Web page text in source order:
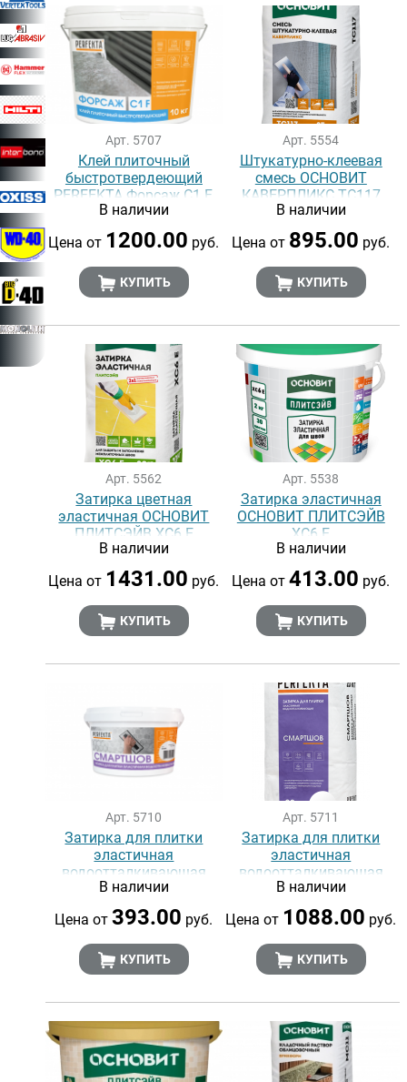
Арт. 5707
Клей плиточный
быстротвердеющий
PERFEKTA Форсаж C1 F,
10 кг
В наличии
Цена от 1200.00 руб.
КУПИТЬ
Арт. 5554
Штукатурно-клеевая
смесь ОСНОВИТ
КАВЕРПЛИКС ТС117
В наличии
Цена от 895.00 руб.
КУПИТЬ
Арт. 5562
Затирка цветная
эластичная ОСНОВИТ
ПЛИТСЭЙВ XC6 E
В наличии
Цена от 1431.00 руб.
КУПИТЬ
Арт. 5538
Затирка эластичная
ОСНОВИТ ПЛИТСЭЙВ
ХС6 Е
В наличии
Цена от413.00 руб.
КУПИТЬ
Арт. 5710
Затирка для плитки
эластичная
водоотталкивающая
PERFEKTA Смартшов 2 кг
В наличии
Цена от393.00 руб.
КУПИТЬ
Арт. 5711
Затирка для плитки
эластичная
водоотталкивающая
PERFEKTA Смартшов 20
кг
В наличии
Цена от 1088.00 руб.
КУПИТЬ